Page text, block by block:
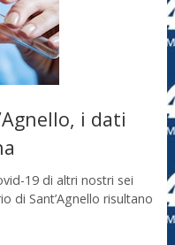
i dati
19 di altri nostri sei
di Sant’Agnello risultano